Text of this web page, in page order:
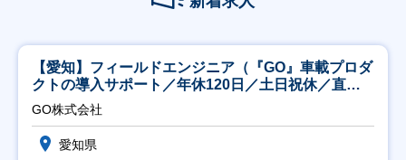
【愛知】フィールドエンジニア（『GO』車載プロダ
クトの導入サポート／年休120日／土日祝休／直行
直帰
GO株式会社
愛知県